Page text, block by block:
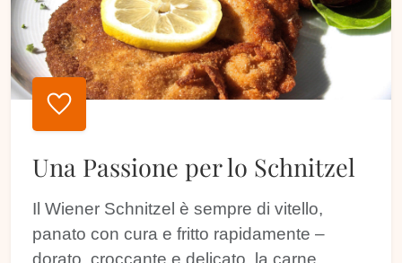
favorite
Una Passione per lo Schnitzel
Il Wiener Schnitzel è sempre di vitello,
panato con cura e fritto rapidamente –